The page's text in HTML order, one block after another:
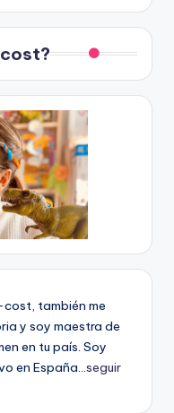
cost, también me
y soy maestra de
en tu país. Soy
en España...seguir